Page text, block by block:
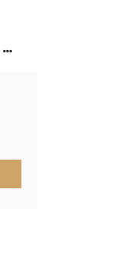
NEEM CONTACT MET ONS OP